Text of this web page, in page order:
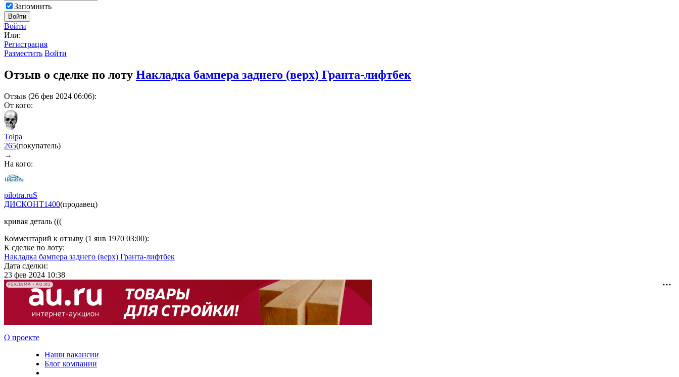
Запомнить
Войти
Войти
Или:
Регистрация
Разместить Войти
Отзыв о сделке по лоту Накладка бампера заднего (верх) Гранта-лифтбек
Отзыв (26 фев 2024 06:06):
От кого:
Tolpa
265(покупатель)
→
На кого:
pilotra.ruS
ДИСКОНТ1400(продавец)
кривая деталь (((
Комментарий к отзыву (1 янв 1970 03:00):
К сделке по лоту:
Накладка бампера заднего (верх) Гранта-лифтбек
Дата сделки:
23 фев 2024 10:38
РЕКЛАМА • AU.RU
О проекте
Наши вакансии
Блог компании